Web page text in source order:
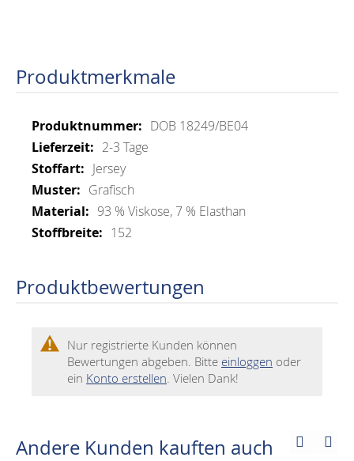
Produktmerkmale
Mehr
Informationen
DOB 18249/BE04
2-3 Tage
Jersey
Grafisch
93 % Viskose, 7 % Elasthan
152
Produktbewertungen
Nur registrierte Kunden können
Bewertungen abgeben. Bitte einloggen oder
ein Konto erstellen. Vielen Dank!
Andere Kunden kauften auch